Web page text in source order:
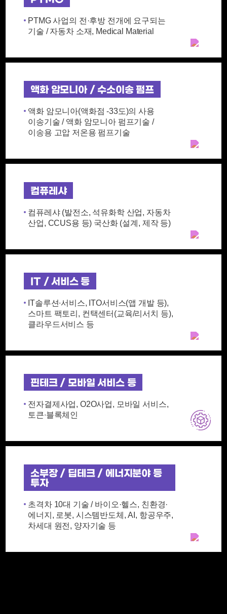
PTMG 사업의 전·후방 전개에 요구되는
기술 / 자동차 소재, Medical Material
액화 암모니아 / 수소이송 펌프
액화 암모니아(액화점 -33도)의 사용
이송기술 / 액화 암모니아 펌프기술 /
이송용 고압 저온용 펌프기술
컴퓨레샤
컴퓨레샤 (발전소, 석유화학 산업, 자동차
산업, CCUS용 등) 국산화 (설계, 제작 등)
IT / 서비스 등
IT솔루션∙서비스, ITO서비스(앱 개발 등),
스마트 팩토리, 컨택센터(교육/리서치 등),
클라우드서비스 등
핀테크 / 모바일 서비스 등
전자결제사업, O2O사업, 모바일 서비스,
토큰∙블록체인
소부장 / 딥테크 / 에너지분야 등
투자
초격차 10대 기술 / 바이오·헬스, 친환경·
에너지, 로봇, 시스템반도체, AI, 항공우주,
차세대 원전, 양자기술 등